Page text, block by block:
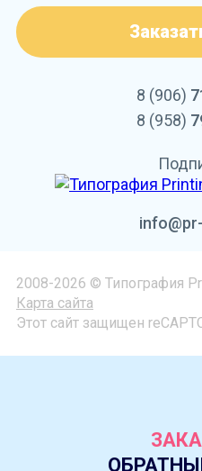
8 (906)
8 (958)
2008-2026 © Типография
Карта сайта
Этот сайт защищен